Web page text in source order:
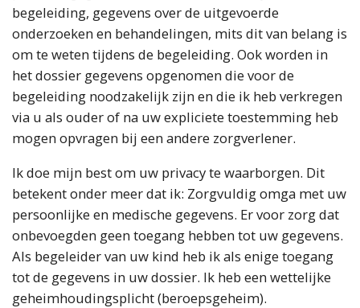
begeleiding, gegevens over de uitgevoerde
onderzoeken en behandelingen, mits dit van belang is
om te weten tijdens de begeleiding. Ook worden in
het dossier gegevens opgenomen die voor de
begeleiding noodzakelijk zijn en die ik heb verkregen
via u als ouder of na uw expliciete toestemming heb
mogen opvragen bij een andere zorgverlener.
Ik doe mijn best om uw privacy te waarborgen. Dit
betekent onder meer dat ik: Zorgvuldig omga met uw
persoonlijke en medische gegevens. Er voor zorg dat
onbevoegden geen toegang hebben tot uw gegevens.
Als begeleider van uw kind heb ik als enige toegang
tot de gegevens in uw dossier. Ik heb een wettelijke
geheimhoudingsplicht (beroepsgeheim).